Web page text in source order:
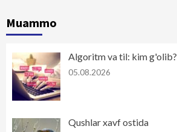
Muammo
Algoritm va til: kim g'olib?
05.08.2026
Qushlar xavf ostida